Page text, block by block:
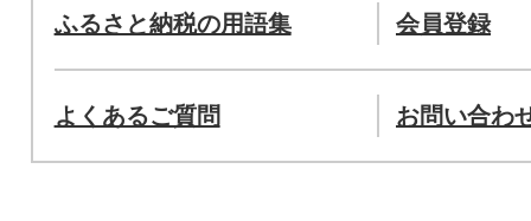
ふるさと納税の用語集 会員登録
よくあるご質問 お問い合わ